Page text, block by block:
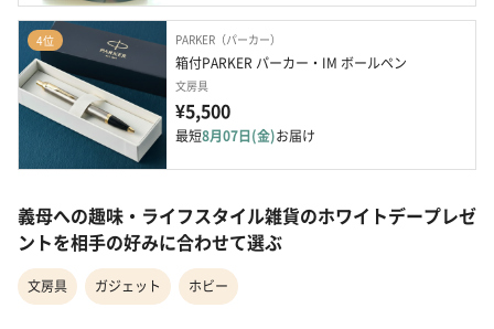
4位 PARKER（パーカー）
箱付PARKER パーカー・IM ボールペン
文房具
¥5,500
最短8月07日(金)お届け
義母への趣味・ライフスタイル雑貨のホワイトデープレゼ
ントを相手の好みに合わせて選ぶ
文房具 ガジェット ホビー